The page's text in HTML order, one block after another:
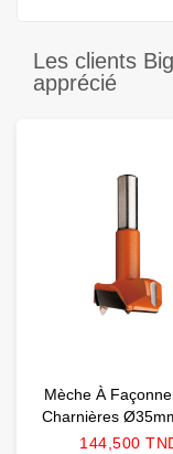
Les clients
apprécié
Mèche À
Charnières
Prix
144,500